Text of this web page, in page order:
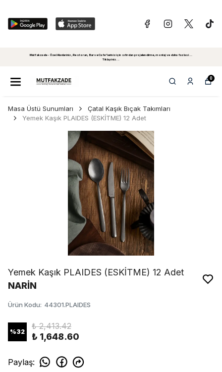
Mutfakzade - Özel Alanlariniz, Restoran, Bar ve Cafe'leriniz için sıfırdan projelendirme, montaj ve daha fazlasi...
Tiklayiniz...
0
Masa Üstü Sunumları
Çatal Kaşık Bıçak Takımları
Yemek Kaşık PLAIDES (ESKİTME) 12 Adet
Yemek Kaşık PLAIDES (ESKİTME) 12 Adet
NARİN
Ürün Kodu: 44301.PLAIDES
%32
₺ 2,413.42
₺ 1,648.60
Paylaş: